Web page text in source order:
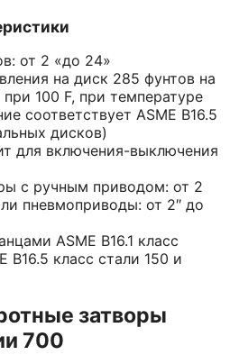
от 2 «до 24»
на диск 285 фунтов на
100 F, при температуре
соответствует ASME B16.5
дисков)
для включения-выключения
с ручным приводом: от 2
пневмоприводы: от 2″ до
ASME B16.1 класс
B16.5 класс стали 150 и
затворы
700